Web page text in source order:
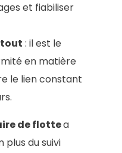
et fiabiliser
: il est le
en matière
le lien constant
de flottea
plus du suivi